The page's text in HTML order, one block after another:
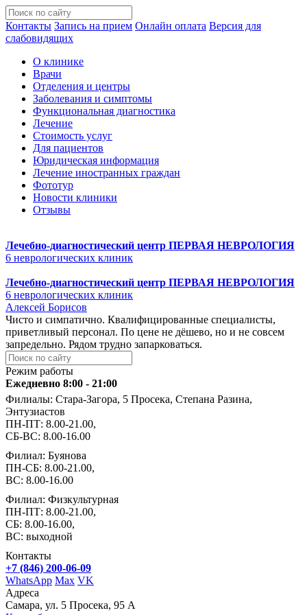
Контакты Запись на прием Онлайн оплата Версия для
слабовидящих
О клинике
Врачи
Отделения и центры
Заболевания и симптомы
Функциональная диагностика
Лечение
Стоимость услуг
Для пациентов
Юридическая информация
Лечение иностранных граждан
Фототур
Новости клиники
Отзывы
Лечебно-диагностический центр ПЕРВАЯ НЕВРОЛОГИЯ
6 неврологических клиник
Лечебно-диагностический центр ПЕРВАЯ НЕВРОЛОГИЯ
6 неврологических клиник
Алексей Борисов
Чисто и симпатично. Квалифицированные специалисты,
приветливый персонал. По цене не дёшево, но и не совсем
запредельно. Рядом трудно запарковаться.
Режим работы
Ежедневно 8:00 - 21:00
Филиалы: Стара-Загора, 5 Просека, Степана Разина,
Энтузиастов
ПН-ПТ: 8.00-21.00,
СБ-ВС: 8.00-16.00
Филиал: Буянова
ПН-СБ: 8.00-21.00,
ВС: 8.00-16.00
Филиал: Физкультурная
ПН-ПТ: 8.00-21.00,
СБ: 8.00-16.00,
ВС: выходной
Контакты
+7 (846) 200-06-09
WhatsApp Max VK
Адреса
Самара, ул. 5 Просека, 95 А